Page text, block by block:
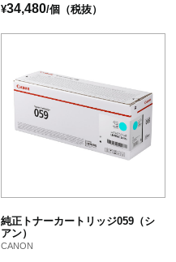
¥34,480/個（税抜）
純正トナーカートリッジ059（シ
アン）
CANON